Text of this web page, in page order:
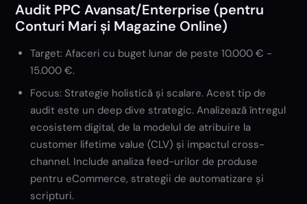
Audit PPC Avansat/Enterprise (pentru
Conturi Mari și Magazine Online)
Target: Afaceri cu buget lunar de peste 10.000 € -
15.000 €.
Focus: Strategie holistică și scalare. Acest tip de
audit este un deep dive strategic. Analizează întregul
ecosistem digital, de la modelul de atribuire la
customer lifetime value (CLV) și impactul cross-
channel. Include analiza feed-urilor de produse
pentru eCommerce, strategii de automatizare și
scripturi.